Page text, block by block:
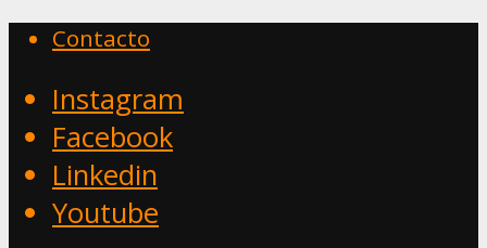
Contacto
Instagram
Facebook
Linkedin
Youtube